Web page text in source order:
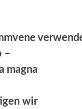
–
magna
wir